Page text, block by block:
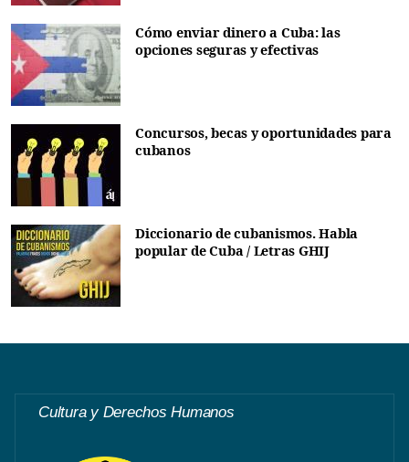
Cómo enviar dinero a Cuba: las
opciones seguras y efectivas
Concursos, becas y oportunidades para
cubanos
Diccionario de cubanismos. Habla
popular de Cuba / Letras GHIJ
Cultura y Derechos Humanos